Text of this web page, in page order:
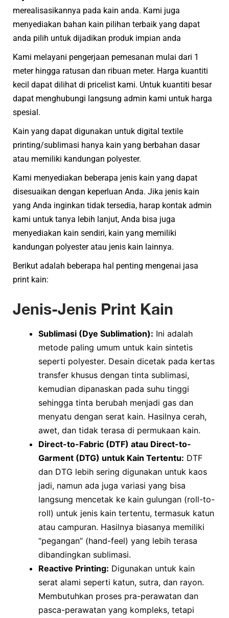
merealisasikannya pada kain anda. Kami juga
menyediakan bahan kain pilihan terbaik yang dapat
anda pilih untuk dijadikan produk impian anda
Kami melayani pengerjaan pemesanan mulai dari 1
meter hingga ratusan dan ribuan meter. Harga kuantiti
kecil dapat dilihat di pricelist kami. Untuk kuantiti besar
dapat menghubungi langsung admin kami untuk harga
spesial.
Kain yang dapat digunakan untuk digital textile
printing/sublimasi hanya kain yang berbahan dasar
atau memiliki kandungan polyester.
Kami menyediakan beberapa jenis kain yang dapat
disesuaikan dengan keperluan Anda. Jika jenis kain
yang Anda inginkan tidak tersedia, harap kontak admin
kami untuk tanya lebih lanjut, Anda bisa juga
menyediakan kain sendiri, kain yang memiliki
kandungan polyester atau jenis kain lainnya.​
Berikut adalah beberapa hal penting mengenai jasa
print kain:
Jenis-Jenis Print Kain
Sublimasi (Dye Sublimation): Ini adalah
metode paling umum untuk kain sintetis
seperti polyester. Desain dicetak pada kertas
transfer khusus dengan tinta sublimasi,
kemudian dipanaskan pada suhu tinggi
sehingga tinta berubah menjadi gas dan
menyatu dengan serat kain. Hasilnya cerah,
awet, dan tidak terasa di permukaan kain.
Direct-to-Fabric (DTF) atau Direct-to-
Garment (DTG) untuk Kain Tertentu: DTF
dan DTG lebih sering digunakan untuk kaos
jadi, namun ada juga variasi yang bisa
langsung mencetak ke kain gulungan (roll-to-
roll) untuk jenis kain tertentu, termasuk katun
atau campuran. Hasilnya biasanya memiliki
“pegangan” (hand-feel) yang lebih terasa
dibandingkan sublimasi.
Reactive Printing: Digunakan untuk kain
serat alami seperti katun, sutra, dan rayon.
Membutuhkan proses pra-perawatan dan
pasca-perawatan yang kompleks, tetapi